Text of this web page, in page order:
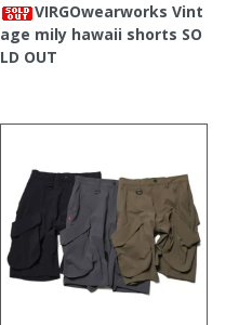
VIRGOwearworks Vint
age mily hawaii shorts SO
LD OUT